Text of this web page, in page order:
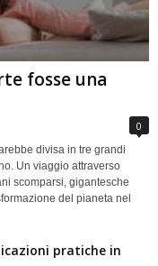
fosse una
0
divisa in tre grandi
Un viaggio attraverso
scomparsi, gigantesche
del pianeta nel
pratiche in